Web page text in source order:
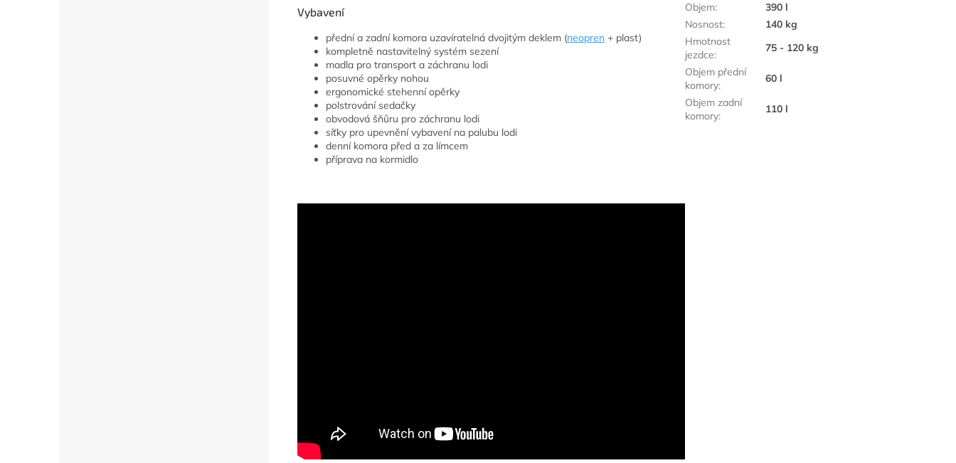
Vybavení
přední a zadní komora uzavíratelná dvojitým deklem (neopren + plast)
kompletně nastavitelný systém sezení
madla pro transport a záchranu lodi
posuvné opěrky nohou
ergonomické stehenní opěrky
polstrování sedačky
obvodová šňůru pro záchranu lodi
síťky pro upevnění vybavení na palubu lodi
denní komora před a za límcem
příprava na kormidlo
Objem:
390 l
Nosnost:
140 kg
Hmotnost
jezdce:
75 - 120 kg
Objem přední
komory:
60 l
Objem zadní
komory:
110 l